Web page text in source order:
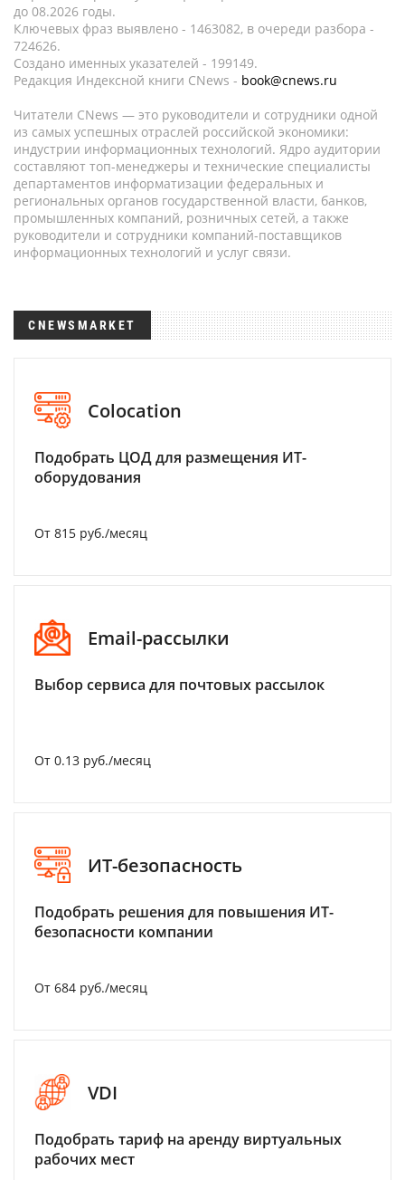
до 08.2026 годы.
Ключевых фраз выявлено - 1463082, в очереди разбора -
724626.
Создано именных указателей - 199149.
Редакция Индексной книги CNews - book@cnews.ru
Читатели CNews — это руководители и сотрудники одной
из самых успешных отраслей российской экономики:
индустрии информационных технологий. Ядро аудитории
составляют топ-менеджеры и технические специалисты
департаментов информатизации федеральных и
региональных органов государственной власти, банков,
промышленных компаний, розничных сетей, а также
руководители и сотрудники компаний-поставщиков
информационных технологий и услуг связи.
CNEWSMARKET
Colocation
Подобрать ЦОД для размещения ИТ-
оборудования
От 815 руб./месяц
Email-рассылки
Выбор сервиса для почтовых рассылок
От 0.13 руб./месяц
ИТ-безопасность
Подобрать решения для повышения ИТ-
безопасности компании
От 684 руб./месяц
VDI
Подобрать тариф на аренду виртуальных
рабочих мест